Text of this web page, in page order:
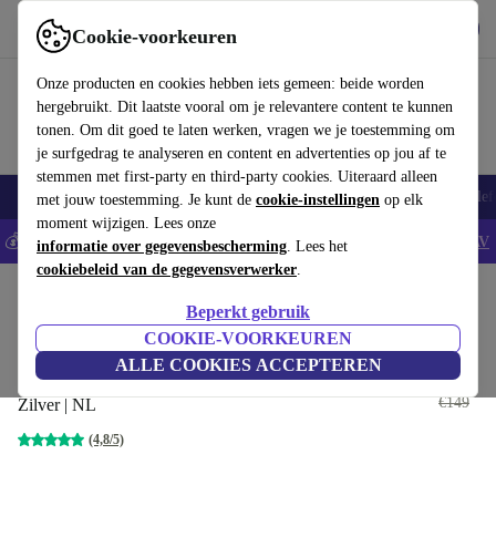
Cookie-voorkeuren
Onze producten en cookies hebben iets gemeen: beide worden
hergebruikt. Dit laatste vooral om je relevantere content te kunnen
tonen. Om dit goed te laten werken, vragen we je toestemming om
je surfgedrag te analyseren en content en advertenties op jou af te
stemmen met first-party en third-party cookies. Uiteraard alleen
met jouw toestemming. Je kunt de cookie-instellingen op elk
moment wijzigen. Lees onze
informatie over gegevensbescherming. Lees het
cookiebeleid van de gegevensverwerker.
Beperkt gebruik
COOKIE-VOORKEUREN
ALLE COOKIES ACCEPTEREN
Gebruik refurbed snel en eenvoudig
Smartphones Laptops Tablets Smartwatches Accessoires
💰Bespaar 5% EXTRA op alle iPhones - Code: IPHONEDEAL - AV
Apple Magic Keyboard 2017 met
numeriek toetsenblok
Zilver | NL
(4,8/5)
€99
€149